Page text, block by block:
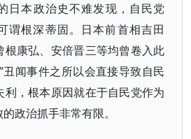
日本政治史不难发现，自民党
谓根深蒂固。日本前首相吉田
根康弘、安倍晋三等均曾卷入此
丑闻事件之所以会直接导致自民
利，根本原因就在于自民党作为
政治抓手非常有限。